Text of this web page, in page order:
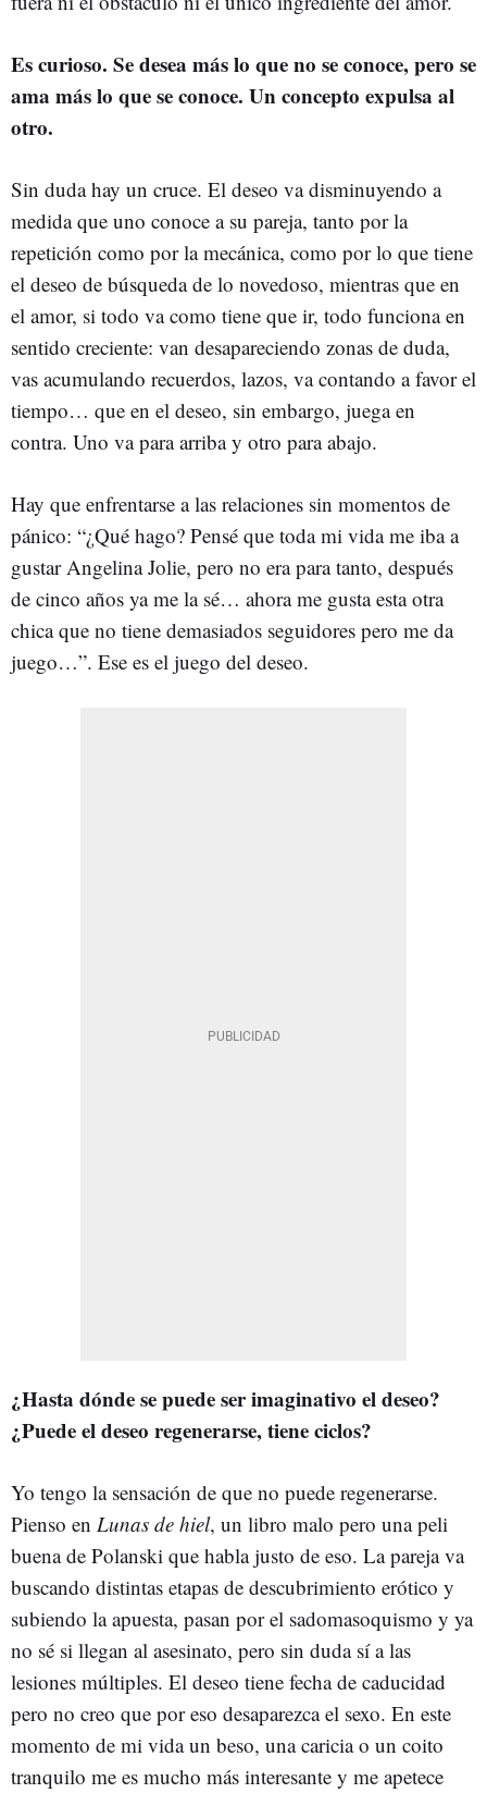
Es curioso. Se desea más lo que no se conoce, pero se
ama más lo que se conoce. Un concepto expulsa al
otro.
Sin duda hay un cruce. El deseo va disminuyendo a
medida que uno conoce a su pareja, tanto por la
repetición como por la mecánica, como por lo que tiene
el deseo de búsqueda de lo novedoso, mientras que en
el amor, si todo va como tiene que ir, todo funciona en
sentido creciente: van desapareciendo zonas de duda,
vas acumulando recuerdos, lazos, va contando a favor el
tiempo… que en el deseo, sin embargo, juega en
contra. Uno va para arriba y otro para abajo.
Hay que enfrentarse a las relaciones sin momentos de
pánico: “¿Qué hago? Pensé que toda mi vida me iba a
gustar Angelina Jolie, pero no era para tanto, después
de cinco años ya me la sé… ahora me gusta esta otra
chica que no tiene demasiados seguidores pero me da
juego…”. Ese es el juego del deseo.
¿Hasta dónde se puede ser imaginativo el deseo?
¿Puede el deseo regenerarse, tiene ciclos?
Yo tengo la sensación de que no puede regenerarse.
Pienso en Lunas de hiel, un libro malo pero una peli
buena de Polanski que habla justo de eso. La pareja va
buscando distintas etapas de descubrimiento erótico y
subiendo la apuesta, pasan por el sadomasoquismo y ya
no sé si llegan al asesinato, pero sin duda sí a las
lesiones múltiples. El deseo tiene fecha de caducidad
pero no creo que por eso desaparezca el sexo. En este
momento de mi vida un beso, una caricia o un coito
tranquilo me es mucho más interesante y me apetece